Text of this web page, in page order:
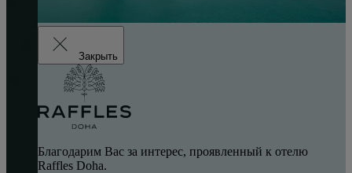
Закрыть
Благодарим Вас за интерес, проявленный к отелю
Raffles Doha.